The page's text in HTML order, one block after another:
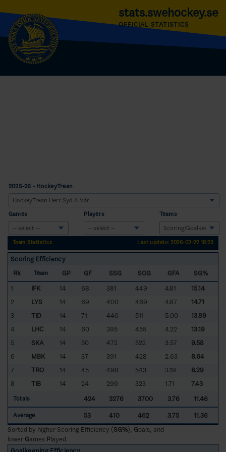
stats.swehockey.se
OFFICIAL STATISTICS
2025-26 - HockeyTrean
Games Players Teams
Team Statistics Last update: 2026-02-22 18:23
Scoring Efficiency
Rk
Team GP GF SSG SOG GFA
SG%
1
IFK 14 68 381 449 4.81
15.14
2
LYS 14 69 400 469 4.87
14.71
3
TID 14 71 440 511 5.00
13.89
4
LHC 14 60 395 455 4.22
13.19
5
SKA 14 50 472 522 3.57
9.58
6
MBK 14 37 391 428 2.63
8.64
7
TRO 14 45 498 543 3.19
8.29
8
TIB 14 24 299 323 1.71 7.43
Totals 424 3276 3700 3.76 11.46
Average 53 410 462 3.75
11.36
Sorted by higher Scoring Efficiency (SG%), Goals, and
lower Games Played.